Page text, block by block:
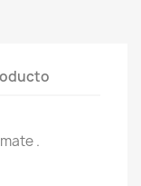
.